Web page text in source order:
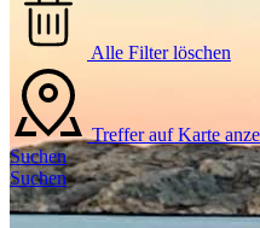
Alle Filter löschen
Treffer auf Karte
Suchen
Suchen